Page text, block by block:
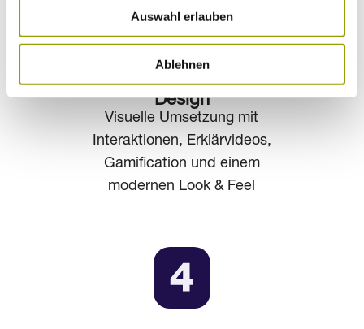
Auswahl erlauben
Ablehnen
Design
Visuelle Umsetzung mit
Interaktionen, Erklärvideos,
Gamification und einem
modernen Look & Feel